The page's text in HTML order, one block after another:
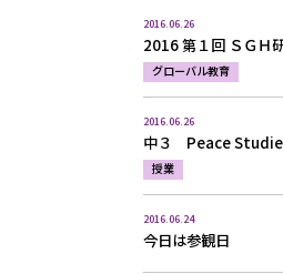
2016.06.26
2016 第１回 ＳＧＨ
グローバル教育
2016.06.26
中３ Peace
授業
2016.06.24
今日は参観日